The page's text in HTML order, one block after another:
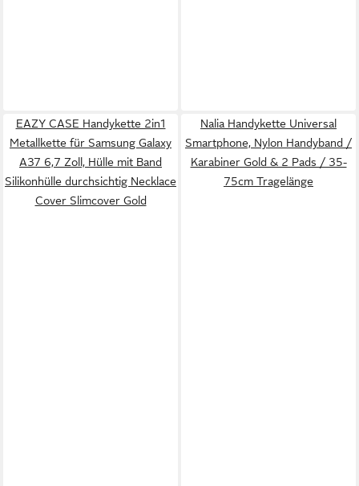
EAZY CASE Handykette 2in1
Metallkette für Samsung Galaxy
A37 6,7 Zoll, Hülle mit Band
Silikonhülle durchsichtig Necklace
Cover Slimcover Gold
Nalia Handykette Universal
Smartphone, Nylon Handyband /
Karabiner Gold & 2 Pads / 35-
75cm Tragelänge